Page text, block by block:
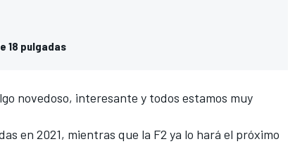
18 pulgadas
novedoso, interesante y todos estamos muy
en 2021, mientras que la F2 ya lo hará el próximo